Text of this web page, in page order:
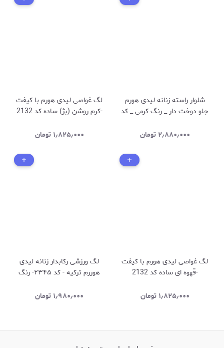
شلوار راسته زنانه لیدی هورم
جلو دوخت دار _ رنگ کرمی _ کد
۲٫۸۸۰٫۰۰۰ تومان
لگ غواصی لیدی هورم با کیفت
-کرم روشن (بژ) ساده کد 2132
۱٫۸۲۵٫۰۰۰ تومان
لگ غواصی لیدی هورم با کیفت
-قهوه ای ساده کد 2132
۱٫۸۲۵٫۰۰۰ تومان
لگ ورزشی رکابدار زنانه لیدی
هوررم ترکیه - کد ۲۳۴۵- رنگ
۱٫۹۸۰٫۰۰۰ تومان